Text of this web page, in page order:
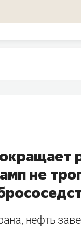
не
нефть